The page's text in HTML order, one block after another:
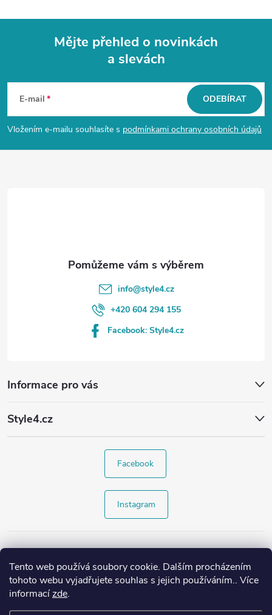
Tento web používá soubory cookie. Dalším procházením
tohoto webu vyjadřujete souhlas s jejich používáním.. Více
informacízde.
p
a
Mějte přehled o novinkách
a slevách
E-mail
Vložením e-mailu souhlasíte s podmínkami ochrany osobních údajů
ODEBÍRAT
Informace pro vás
Style4.cz
info@style4.cz
+420 604 294 155
Facebook: Style4.cz
Facebook
Instagram